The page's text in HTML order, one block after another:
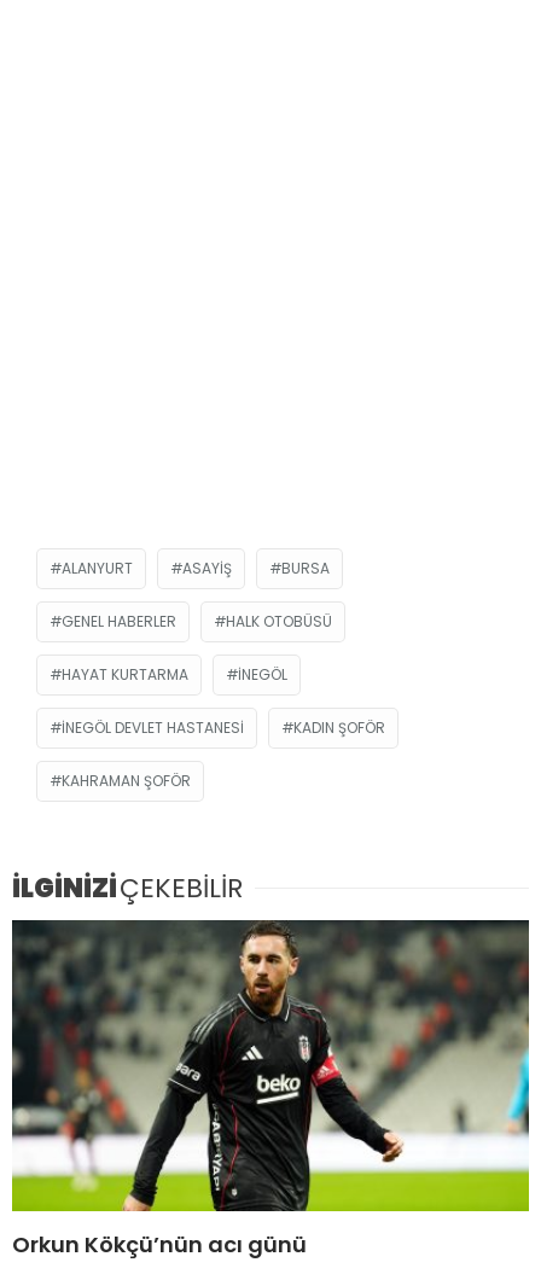
ALANYURT ASAYIŞ BURSA
GENEL HABERLER HALK OTOBÜSÜ
HAYAT KURTARMA INEGÖL
İNEGÖL DEVLET HASTANESI KADIN ŞOFÖR
KAHRAMAN ŞOFÖR
İLGİNİZİÇEKEBİLİR
Orkun Kökçü’nün acı günü